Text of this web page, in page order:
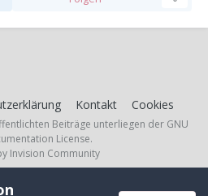
Kontakt Cookies
Beiträge unterliegen der GNU
License.
Invision Community